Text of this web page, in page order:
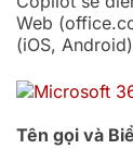
Web
(iOS,
Tên gọi và